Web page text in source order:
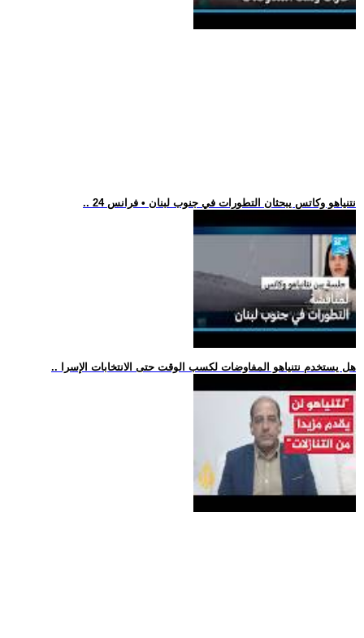
.. نتنياهو وكاتس يبحثان التطورات في جنوب لبنان • فرانس 24
.. هل يستخدم نتنياهو المفاوضات لكسب الوقت حتى الانتخابات الإسرا